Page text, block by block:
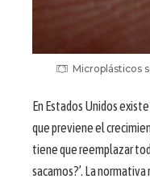
Microplásticos
En Estados Unidos
que previene el
tiene que reemplazar
sacamos?’. La